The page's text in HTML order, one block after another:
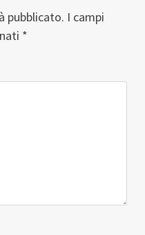
pubblicato. I campi
*